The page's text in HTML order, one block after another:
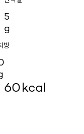
5
g
방
60kcal